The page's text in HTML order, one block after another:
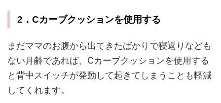
2．Cカーブクッションを使用する
まだママのお腹から出てきたばかりで寝返りなども
ない月齢であれば、Cカーブクッションを使用する
と背中スイッチが発動して起きてしまうことも軽減
してくれます。